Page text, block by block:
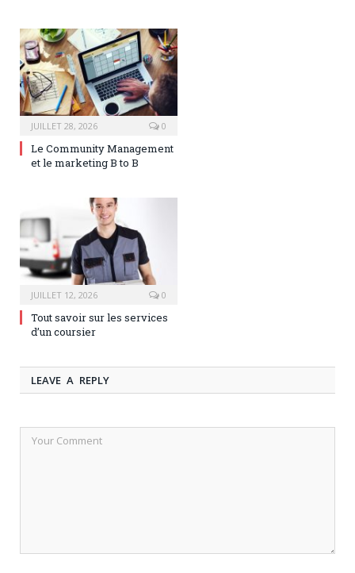
JUILLET 28, 2026 0
Le Community Management
et le marketing B to B
JUILLET 12, 2026 0
Tout savoir sur les services
d’un coursier
LEAVE A REPLY